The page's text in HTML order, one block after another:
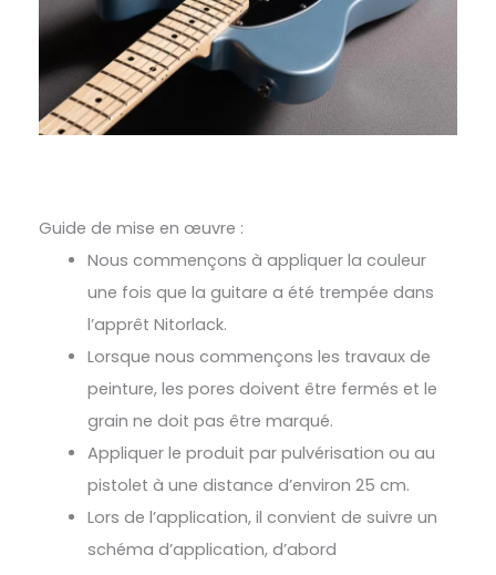
Guide de mise en œuvre :
Nous commençons à appliquer la couleur
une fois que la guitare a été trempée dans
l’apprêt Nitorlack.
Lorsque nous commençons les travaux de
peinture, les pores doivent être fermés et le
grain ne doit pas être marqué.
Appliquer le produit par pulvérisation ou au
pistolet à une distance d’environ 25 cm.
Lors de l’application, il convient de suivre un
schéma d’application, d’abord